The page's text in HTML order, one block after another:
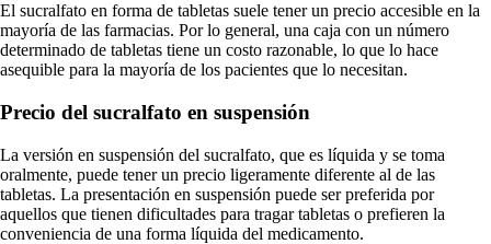
El sucralfato en forma de tabletas suele tener un precio accesible en la
mayoría de las farmacias. Por lo general, una caja con un número
determinado de tabletas tiene un costo razonable, lo que lo hace
asequible para la mayoría de los pacientes que lo necesitan.
Precio del sucralfato en suspensión
La versión en suspensión del sucralfato, que es líquida y se toma
oralmente, puede tener un precio ligeramente diferente al de las
tabletas. La presentación en suspensión puede ser preferida por
aquellos que tienen dificultades para tragar tabletas o prefieren la
conveniencia de una forma líquida del medicamento.